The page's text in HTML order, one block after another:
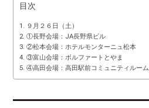
目次
９月２６日（土）
①長野会場：JA長野県ビル
②松本会場：ホテルモンターニュ松本
③富山会場：ボルファートとやま
④高田会場：高田駅前コミュニティルーム